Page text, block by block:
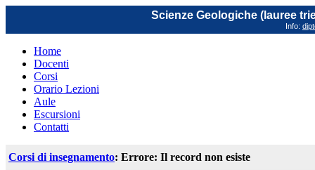
Scienze Geologiche (lauree
Info:
Home
Docenti
Corsi
Orario Lezioni
Aule
Escursioni
Contatti
Corsi di insegnamento: Errore: Il record non esiste